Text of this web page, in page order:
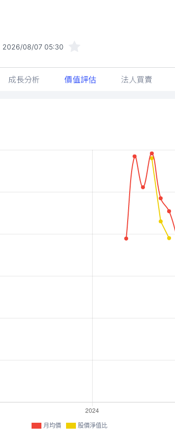
2026/08/07 05:30
成長分析 價值評估 法人買賣
月均價 股價淨值比